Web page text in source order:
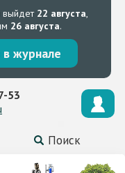
22 августа,
26 августа.
в журнале
Поиск
53